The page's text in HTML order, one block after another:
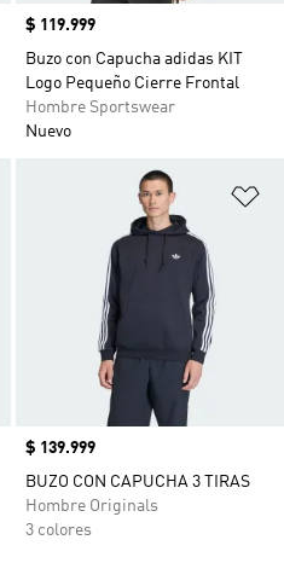
Precio
$ 119.999
Buzo con Capucha adidas KIT
Logo Pequeño Cierre Frontal
Hombre Sportswear
Nuevo
Añadir a la lista de deseos
Precio
$ 139.999
BUZO CON CAPUCHA 3 TIRAS
Hombre Originals
3 colores